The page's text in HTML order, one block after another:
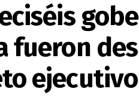
fueron
ejecutivo